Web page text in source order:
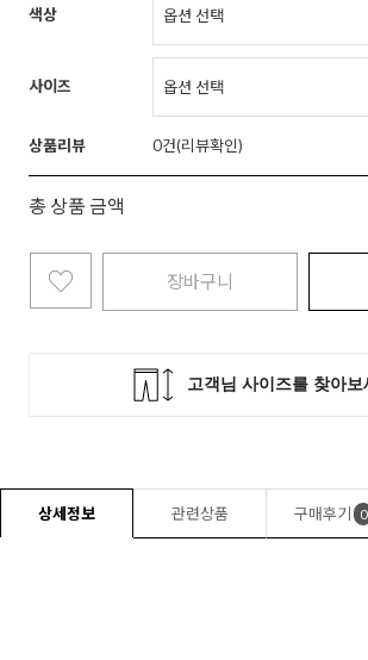
색상
사이즈
상품리뷰 0
총 상품 금액
장바구니
상세정보 관련상품 구매후기 0